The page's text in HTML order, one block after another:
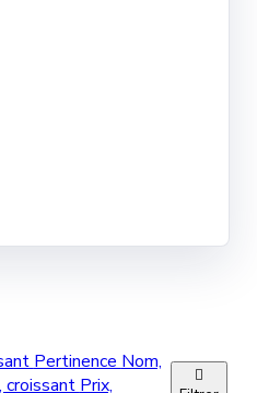
Pertinence Nom,
croissant Prix,
